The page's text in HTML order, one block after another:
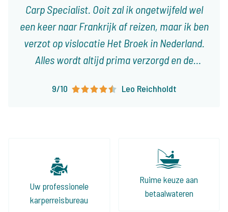
Carp Specialist. Ooit zal ik ongetwijfeld wel
een keer naar Frankrijk af reizen, maar ik ben
verzot op vislocatie Het Broek in Nederland.
Alles wordt altijd prima verzorgd en de
overzichtelijk. Er staan al weer verschillende
9/10 Leo Reichholdt
Uw professionele
karperreisbureau
Ruime keuze aan
betaalwateren